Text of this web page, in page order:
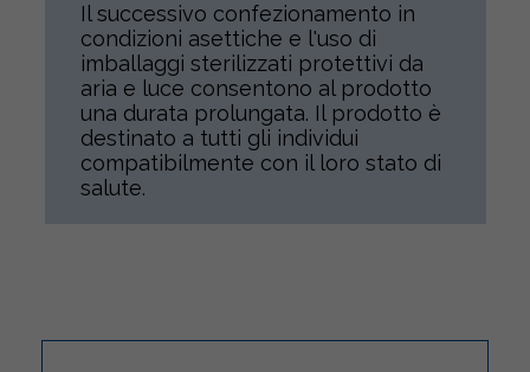
Il successivo confezionamento in
condizioni asettiche e l'uso di
imballaggi sterilizzati protettivi da
aria e luce consentono al prodotto
una durata prolungata. Il prodotto è
destinato a tutti gli individui
compatibilmente con il loro stato di
salute.